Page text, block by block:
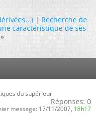
|Recherche de
caractéristique de ses
»
du supérieur
Réponses: 0
message: 17/11/2007, 18h17